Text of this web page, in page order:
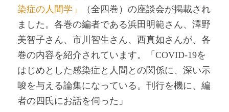
染症の人間学」
（全四巻）の座談会が掲載され
ました。各巻の編者である浜田明範さん、澤野
美智子さん、市川智生さん、西真如さんが、各
巻の内容を紹介されています。「COVID-19を
はじめとした感染症と人間との関係に、深い示
唆を与える論集になっている。刊行を機に、編
者の四氏にお話を伺った」